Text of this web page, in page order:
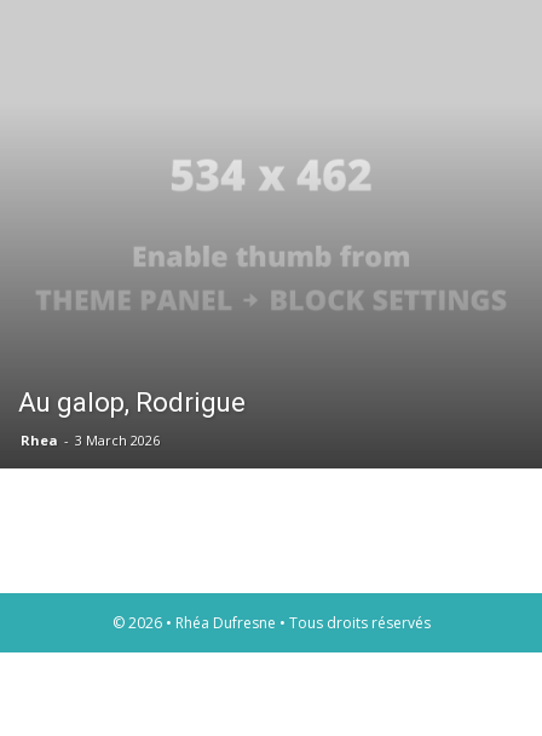
Au galop, Rodrigue
Rhea - 3 March 2026
© 2026 • Rhéa Dufresne • Tous droits réservés